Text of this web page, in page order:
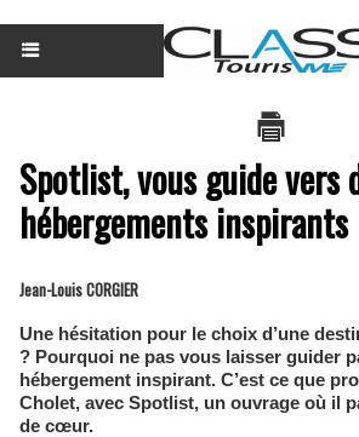
Spotlist, vous guide vers
hébergements inspirants
Jean-Louis CORGIER
​Une hésitation pour le choix d’une
? Pourquoi ne pas vous laisser guider
hébergement inspirant. C’est ce que
Cholet, avec Spotlist, un ouvrage où il
de cœur.